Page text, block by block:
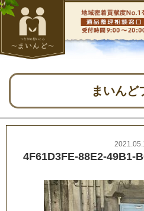
まいんど
4F61D3FE-88E2-49B1-